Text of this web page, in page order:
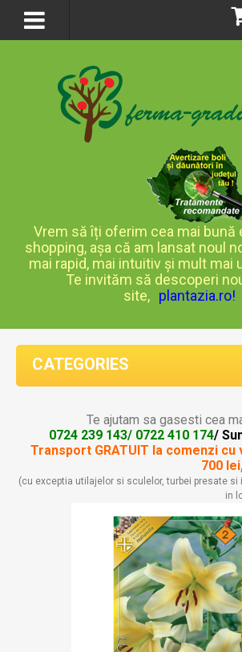
Vrem să îți oferim cea mai bună
shopping, așa că am lansat noul
mai rapid, mai intuitiv și mult mai
Te invităm să descoperi
site, plantazia.ro!
CATEGORIES
Te ajutam sa gasesti cea
0724 239 143/ 0722 410 174/
Transport GRATUIT la comenzi cu
700
(cu exceptia utilajelor si sculelor, turbei presate
in